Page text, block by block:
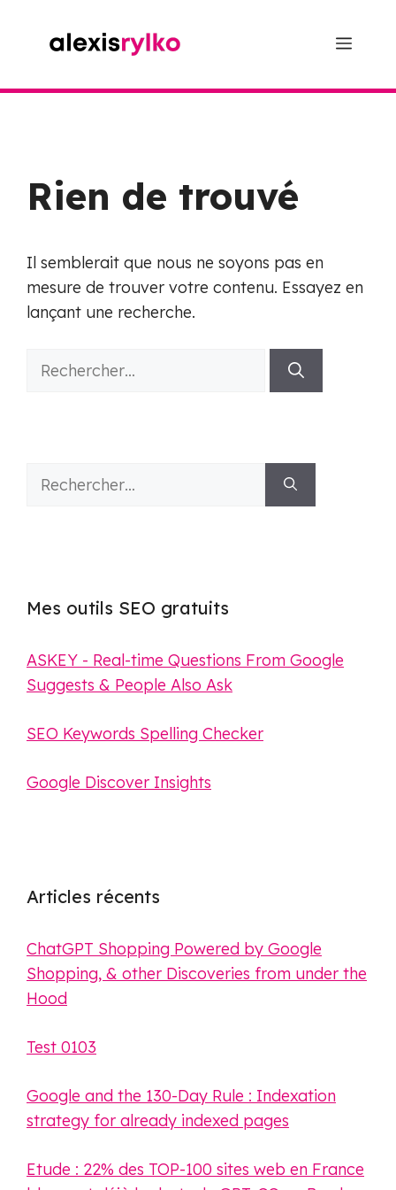
Menu
Rien de trouvé
Il semblerait que nous ne soyons pas en
mesure de trouver votre contenu. Essayez en
lançant une recherche.
Rechercher :
Rechercher :
Mes outils SEO gratuits
ASKEY - Real-time Questions From Google
Suggests & People Also Ask
SEO Keywords Spelling Checker
Google Discover Insights
Articles récents
ChatGPT Shopping Powered by Google
Shopping, & other Discoveries from under the
Hood
Test 0103
Google and the 130-Day Rule : Indexation
strategy for already indexed pages
Etude : 22% des TOP-100 sites web en France